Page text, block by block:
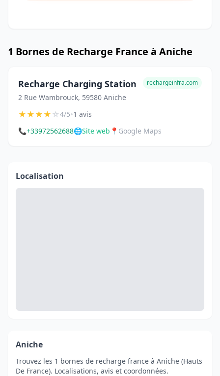
1 Bornes de Recharge France à Aniche
Recharge Charging Station
2 Rue Wambrouck, 59580 Aniche
rechargeinfra.com
★★★★☆4/5•1 avis
📞+33972562688🌐Site web 📍 Google Maps
Localisation
Aniche
Trouvez les 1 bornes de recharge france à Aniche (Hauts
De France). Localisations, avis et coordonnées.